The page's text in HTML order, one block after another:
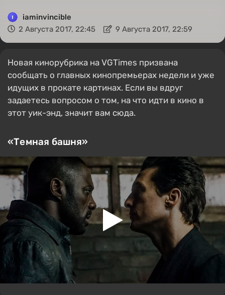
iaminvincible
2 Августа 2017, 22:45
9 Августа 2017, 22:59
Новая кинорубрика на VGTimes призвана
сообщать о главных кинопремьерах недели и уже
идущих в прокате картинах. Если вы вдруг
задаетесь вопросом о том, на что идти в кино в
этот уик-энд, значит вам сюда.
«Темная башня»